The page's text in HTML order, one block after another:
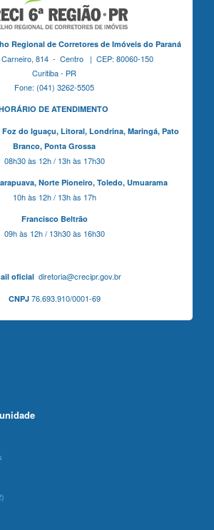
Regional de Corretores de Imóveis do Paraná
Carneiro, 814 - Centro | CEP: 80060-150
Curitiba - PR
Fone: (041) 3262-5505
DE ATENDIMENTO
Foz do Iguaçu, Litoral, Londrina, Maringá, Pato
Branco, Ponta Grossa
08h30 às 12h / 13h às 17h30
Norte Pioneiro, Toledo, Umuarama
10h às 12h / 13h às 17h
Francisco Beltrão
09h às 12h / 13h30 às 16h30
oficialdiretoria@crecipr.gov.br
CNPJ76.693.910/0001-69